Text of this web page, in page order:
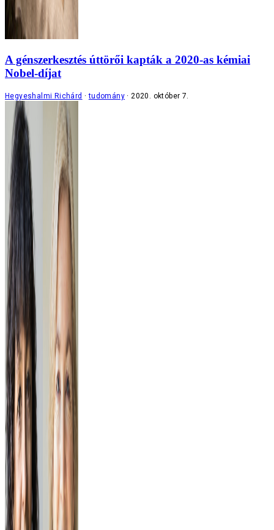
A génszerkesztés úttörői kapták a 2020-as kémiai
Nobel-díjat
Hegyeshalmi Richárd tudomány 2020. október 7.